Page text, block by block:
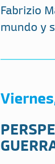
Fabrizio
mundo y